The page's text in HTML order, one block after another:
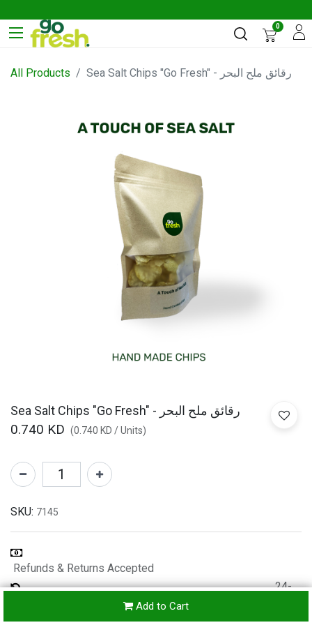
0
All Products Sea Salt Chips "Go Fresh" - رقائق ملح البحر
Sea Salt Chips "Go Fresh" - رقائق ملح البحر
0.740 KD (0.740 KD /Units)
Add to Cart
SKU: 7145
Refunds & Returns Accepted
24-